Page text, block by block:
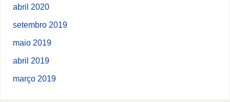
abril 2020
setembro 2019
maio 2019
abril 2019
março 2019